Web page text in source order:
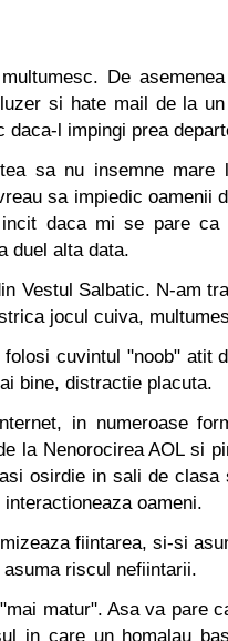
De
si hate mail de la
daca-l impingi prea
sa nu insemne mare
sa impiedic oamenii
daca mi se pare
duel alta data.
Vestul Salbatic. N-am
jocul cuiva,
cuvintul "noob" atit
bine, distractie placuta.
in numeroase
la Nenorocirea AOL si
osirdie in sali de
oameni.
fiintarea, si-si
riscul nefiintarii.
matur". Asa va pare
in care un homalau